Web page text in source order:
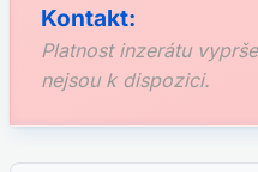
Kontakt:
Platnost inzerátu
nejsou k dispozici.